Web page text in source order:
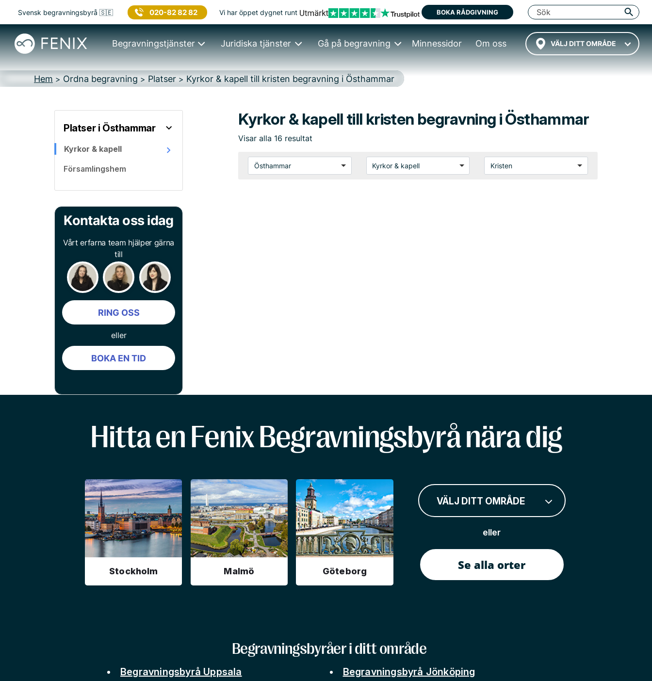
Svensk begravningsbyrå 🇸🇪 020-82 82 82 Vi har öppet dygnet runt BOKA RÅDGIVNING
VÄLJ DITT OMRÅDE
Begravningstjänster Juridiska tjänster Gå på begravning Minnessidor Om oss
Hem > Ordna begravning > Platser > Kyrkor & kapell till kristen begravning i Östhammar
Platser i Östhammar
Kyrkor & kapell
Församlingshem
Kontakta oss idag
Vårt erfarna team hjälper gärna
till
RING OSS
eller
BOKA EN TID
Kyrkor & kapell till kristen begravning i Östhammar
Visar alla 16 resultat
Östhammar Kyrkor & kapell Kristen
Hitta en Fenix Begravningsbyrå nära dig
Stockholm Malmö Göteborg
VÄLJ DITT OMRÅDE
eller
Se alla orter
Begravningsbyråer i ditt område
Begravningsbyrå Uppsala
Begravningsbyrå Jönköping